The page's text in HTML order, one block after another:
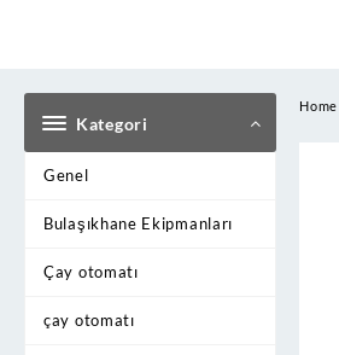
Kategori
Genel
Bulaşıkhane Ekipmanları
Çay otomatı
çay otomatı
Home